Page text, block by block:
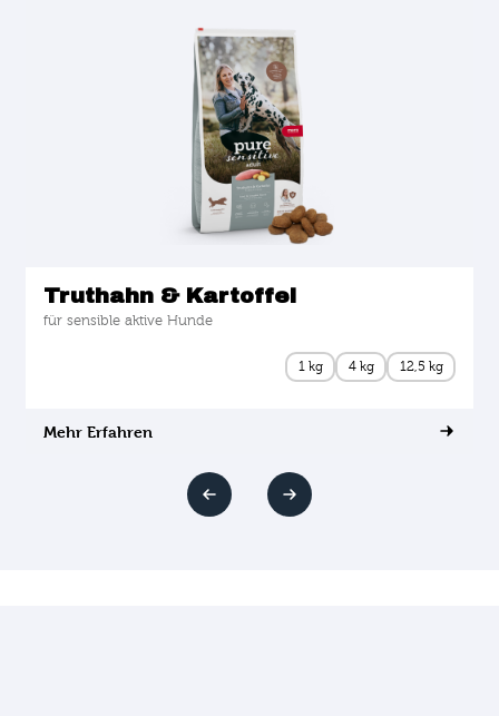
Truthahn & Kartoffel
für sensible aktive Hunde
1 kg 4 kg 12,5 kg
Mehr Erfahren